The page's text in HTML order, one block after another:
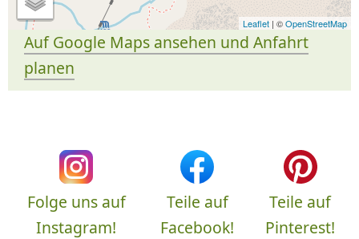
Leaflet | ©OpenStreetMap
Auf Google Maps ansehen und Anfahrt
planen
Folge uns auf
Instagram!
Teile auf
Facebook!
Teile auf
Pinterest!